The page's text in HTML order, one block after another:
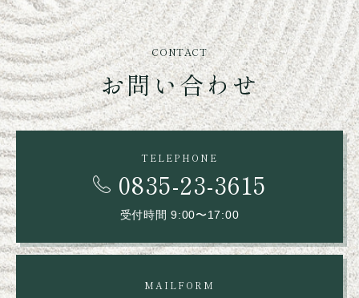
CONTACT
お問い合わせ
TELEPHONE
0835-23-3615
受付時間 9:00〜17:00
MAILFORM